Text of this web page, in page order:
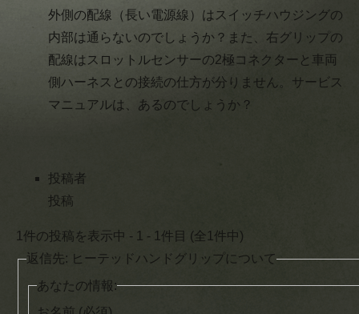
外側の配線（長い電源線）はスイッチハウジングの
内部は通らないのでしょうか？また、右グリップの
配線はスロットルセンサーの2極コネクターと車両
側ハーネスとの接続の仕方が分りません。サービス
マニュアルは、あるのでしょうか？
投稿者
投稿
1件の投稿を表示中 - 1 - 1件目 (全1件中)
返信先: ヒーテッドハンドグリップについて
あなたの情報: